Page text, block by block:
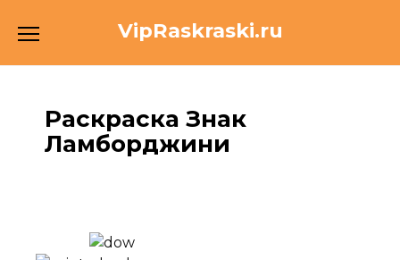
VipRaskraski.ru
Раскраска Знак
Ламборджини